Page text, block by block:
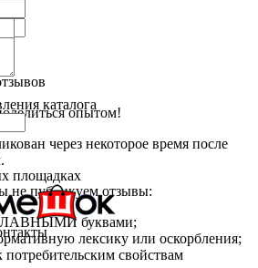
опытом!
через некоторое время после
не публикуем отзывы:
буквами;
лексику или оскорбления;
потребительским свойствам
каталога
площадках